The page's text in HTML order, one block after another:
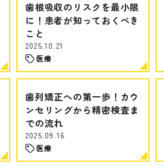
歯根吸収のリスクを最小限
に！患者が知っておくべき
こと
2025.10.21
医療
歯列矯正への第一歩！カウ
ンセリングから精密検査ま
での流れ
2025.09.16
医療